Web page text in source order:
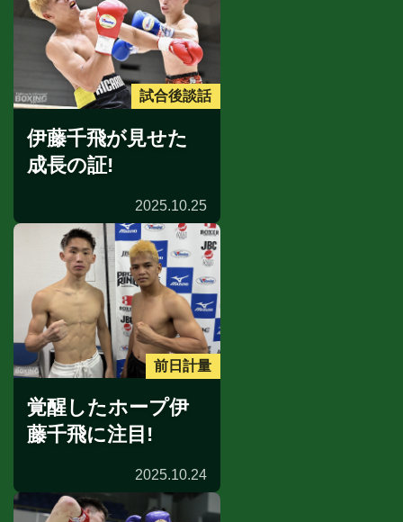
試合後談話
伊藤千飛が見せた
成長の証!
2025.10.25
前日計量
覚醒したホープ伊
藤千飛に注目!
2025.10.24